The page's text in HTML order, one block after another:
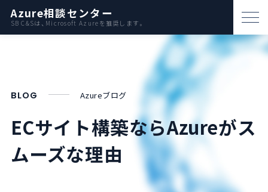
Azure相談センター
SB C&Sは、Microsoft Azureを推奨します。
パートナー支援
資料ダウンロード
お問い合わせ
Azureとは
AWS比較
BLOG Azureブログ
ECサイト構築ならAzureがス
ムーズな理由